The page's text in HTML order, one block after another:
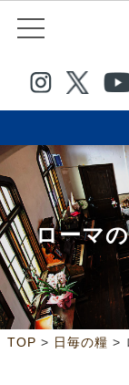
ローマ
TOP > 日毎の糧 >